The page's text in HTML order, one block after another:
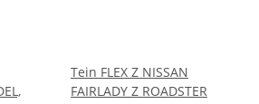
Tein FLEX Z NISSAN
FAIRLADY Z ROADSTER